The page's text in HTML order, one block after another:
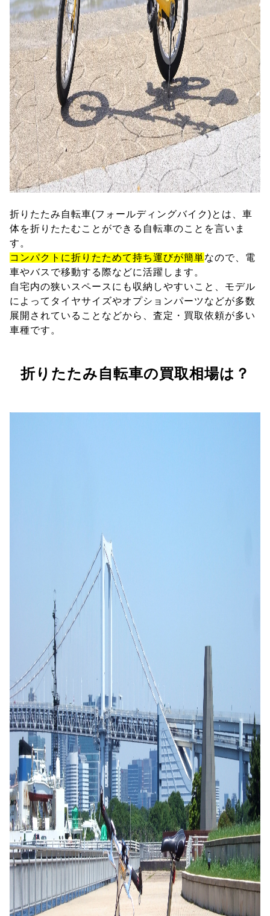
折りたたみ自転車(フォールディングバイク)とは、車
体を折りたたむことができる自転車のことを言いま
す。
コンパクトに折りたためて持ち運びが簡単なので、電
車やバスで移動する際などに活躍します。
自宅内の狭いスペースにも収納しやすいこと、モデル
によってタイヤサイズやオプションパーツなどが多数
展開されていることなどから、査定・買取依頼が多い
車種です。
折りたたみ自転車の買取相場は？